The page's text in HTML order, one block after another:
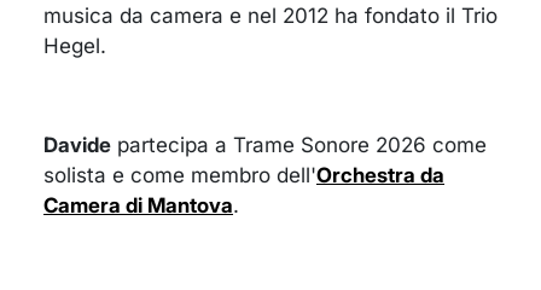
musica da camera e nel 2012 ha fondato il Trio
Hegel.
Davide partecipa a Trame Sonore 2026 come
solista e come membro dell'Orchestra da
Camera di Mantova.